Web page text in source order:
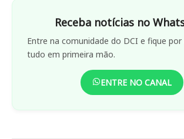
Receba notícias no
Entre na comunidade do DCI e fique
tudo em primeira mão.
ENTRE NO CANAL